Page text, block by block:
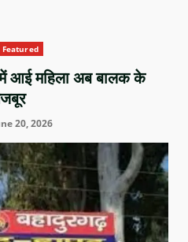
Featured
आई महिला अब बालक के
20, 2026